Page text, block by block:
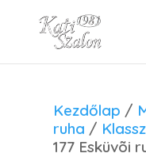
Kezdőlap /
ruha /
177 Esküvõi